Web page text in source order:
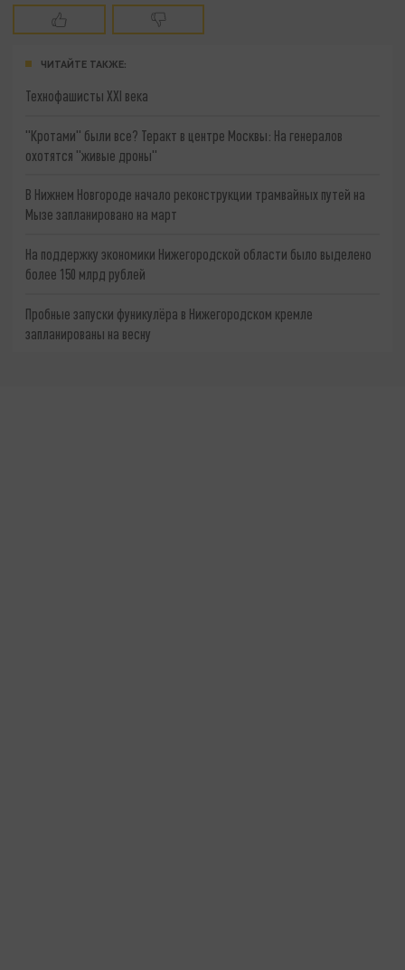
ЧИТАЙТЕ ТАКЖЕ:
Технофашисты XXI века
"Кротами" были все? Теракт в центре Москвы: На генералов
охотятся "живые дроны"
В Нижнем Новгороде начало реконструкции трамвайных путей на
Мызе запланировано на март
На поддержку экономики Нижегородской области было выделено
более 150 млрд рублей
Пробные запуски фуникулёра в Нижегородском кремле
запланированы на весну